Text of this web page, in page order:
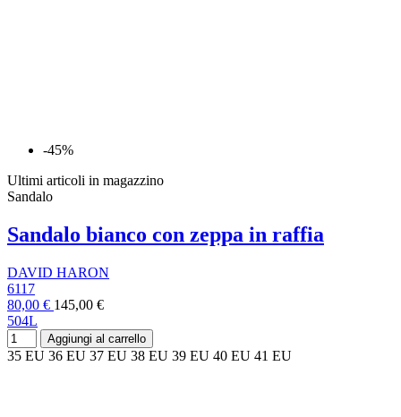
-45%
Ultimi articoli in magazzino
Sandalo
Sandalo bianco con zeppa in raffia
DAVID HARON
6117
80,00 € 145,00 €
504L
Aggiungi al carrello
35 EU 36 EU 37 EU 38 EU 39 EU 40 EU 41 EU